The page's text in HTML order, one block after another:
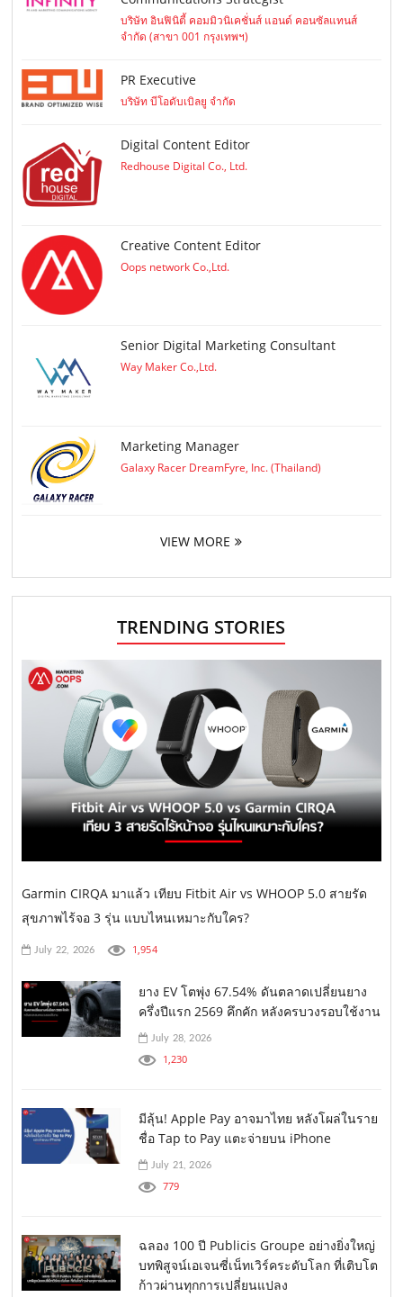
บริษัท อินฟินิตี้ คอมมิวนิเคชั่นส์ แอนด์ คอนซัลแทนส์
จำกัด (สาขา 001 กรุงเทพฯ)
PR Executive
บริษัท บีโอดับเบิลยู จำกัด
Digital Content Editor
Redhouse Digital Co., Ltd.
Creative Content Editor
Oops network Co.,Ltd.
Senior Digital Marketing Consultant
Way Maker Co.,Ltd.
Marketing Manager
Galaxy Racer DreamFyre, Inc. (Thailand)
VIEW MORE
TRENDING STORIES
Garmin CIRQA มาแล้ว เทียบ Fitbit Air vs WHOOP 5.0 สายรัด
สุขภาพไร้จอ 3 รุ่น แบบไหนเหมาะกับใคร?
July 22, 2026 1,954
ยาง EV โตพุ่ง 67.54% ดันตลาดเปลี่ยนยาง
ครึ่งปีแรก 2569 คึกคัก หลังครบวงรอบใช้งาน
July 28, 2026
1,230
มีลุ้น! Apple Pay อาจมาไทย หลังโผล่ในราย
ชื่อ Tap to Pay แตะจ่ายบน iPhone
July 21, 2026
779
ฉลอง 100 ปี Publicis Groupe อย่างยิ่งใหญ่
บทพิสูจน์เอเจนซี่เน็ทเวิร์คระดับโลก ที่เติบโต
ก้าวผ่านทุกการเปลี่ยนแปลง